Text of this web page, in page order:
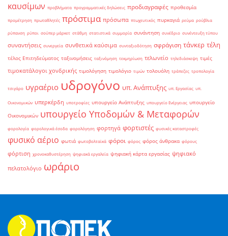
καυσίμων προβλήματα προγραμματικές δηλώσεις προδιαγραφές προθεσμία
προμέτρηση πρωταθλητές πρόστιμα πρόσωπα πτωχευτικός πυρκαγιά ρεύμα ρούβλια
ρύπανση ρύποι σούπερ μάρκετ στάθμη στατιστικά συμμορία συνάντηση συνέδριο συνέντευξη τύπου
συναντήσεις συνεργεία συνθετικά καύσιμα συνταξιοδότηση σφράγιση τάνκερ τέλη
τέλος Επιτηδεύματος ταξινομήσεις ταξινόμηση τεκμηρίωση τελωνείο τηλεδιάσκεψη τιμές
τιμοκατάλογοι χονδρικής τιμολόγηση τιμολόγιο τιμών τολουόλη τράπεζες τροπολογία
τσιγάρο υγραέριο υδρογόνο υπ. Ανάπτυξης υπ. Εργασίας υπ.
Οικονομικών υπερκέρδη υποτροφίες υπουργείο Ανάπτυξης υπουργείο Ενέργειας υπουργείο
Οικονομικών υπουργείο Υποδομών & Μεταφορών
φορολογία φορολογικά έσοδα φορολόγηση φορτηγά φορτιστές φυσικές καταστροφές
φυσικό αέριο φωτιά φωτοβολταϊκά φόροι φόρος φόρος άνθρακα φόρους
φόρτιση χρονοκαθυστέρηση ψηφιακά εργαλεία ψηφιακή κάρτα εργασίας ψηφιακό
πελατολόγιο ωράριο